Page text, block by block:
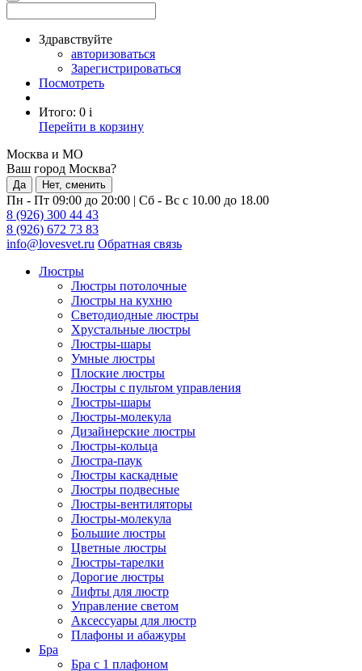
Здравствуйте
авторизоваться
Зарегистрироваться
Посмотреть
Итого: 0 i
Перейти в корзину
Москва и МО
Ваш город Москва?
Да Нет, сменить
Пн - Пт 09:00 до 20:00 | Сб - Вс с 10.00 до 18.00
8 (926) 300 44 43
8 (926) 672 73 83
info@lovesvet.ru Обратная связь
Люстры
Люстры потолочные
Люстры на кухню
Светодиодные люстры
Хрустальные люстры
Люстры-шары
Умные люстры
Плоские люстры
Люстры с пультом управления
Люстры-шары
Люстры-молекула
Дизайнерские люстры
Люстры-кольца
Люстра-паук
Люстры каскадные
Люстры подвесные
Люстры-вентиляторы
Люстры-молекула
Большие люстры
Цветные люстры
Люстры-тарелки
Дорогие люстры
Лифты для люстр
Управление светом
Аксессуары для люстр
Плафоны и абажуры
Бра
Бра с 1 плафоном